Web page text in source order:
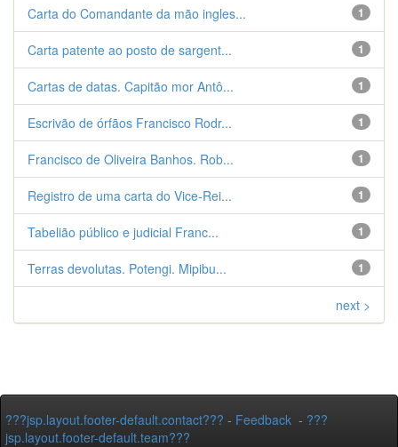
1
Carta do Comandante da mão ingles...
1
Carta patente ao posto de sargent...
1
Cartas de datas. Capitão mor Antô...
1
Escrivão de órfãos Francisco Rodr...
1
Francisco de Oliveira Banhos. Rob...
1
Registro de uma carta do Vice-Rei...
1
Tabelião público e judicial Franc...
1
Terras devolutas. Potengi. Mipibu...
next >
???jsp.layout.footer-default.contact??? - Feedback - ???
jsp.layout.footer-default.team???